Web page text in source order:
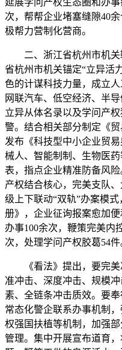
延展学问产权生态圈和办
次，帮帮企业堵塞缝隙40
极帮力营制化营商。
二、浙江省杭州市机关
省杭州市机关锚定“立异活
色的计谋科技力量，成立
网联汽车、低空经济、半
立异从体名录以及学问产
警。结合相关部分制定《
发布《科技型中小企业贸
械人、智能制制、生物医
表，指点企业精准防备风
产权结合核心，完美支队
级上下联动“双轨”办案模
册》，企业征询报案愈加
办事100余次，鞭策完美内
次，处理学问产权胶葛54件
《看法》提出，要完美
准冲击、深度冲击、规模
素、全链条冲击质效。要
常态化警企联系办事机制
权强国扶植等机制，加强
管理。集中开展宣布道育